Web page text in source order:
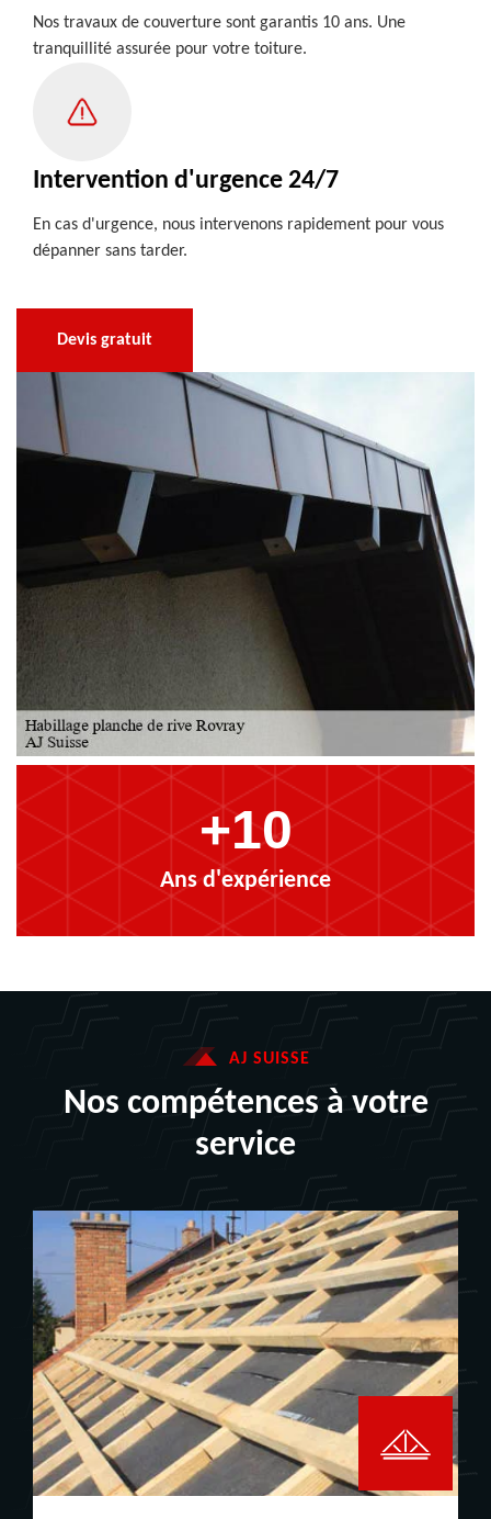
+10
Ans d'expérience
Nos travaux de couverture sont garantis 10 ans. Une
tranquillité assurée pour votre toiture.
Intervention d'urgence 24/7
En cas d'urgence, nous intervenons rapidement pour vous
dépanner sans tarder.
Devis gratuit
AJ SUISSE
Nos compétences à votre
service